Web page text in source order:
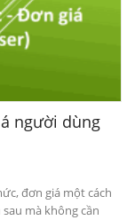
người dùng
đơn giá một cách
mà không cần